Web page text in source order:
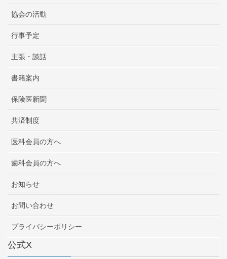
協会の活動
行事予定
主張・談話
書籍案内
保険医新聞
共済制度
医科会員の方へ
歯科会員の方へ
お知らせ
お問い合わせ
プライバシーポリシー
公式X